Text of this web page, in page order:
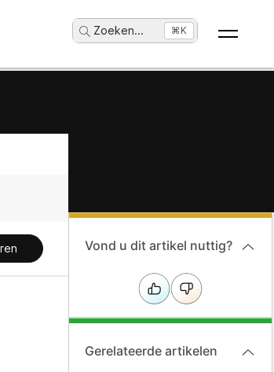
Zoeken... ⌘K
Vond u dit artikel nuttig?
Gerelateerde artikelen